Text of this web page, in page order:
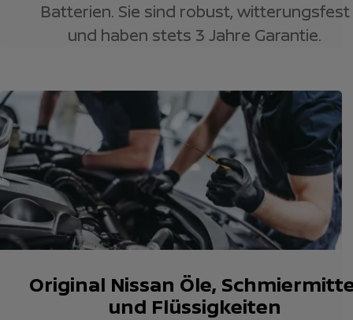
Batterien. Sie sind robust, witterungsfest
und haben stets 3 Jahre Garantie.
Original Nissan Öle,
und Flüssigkeiten